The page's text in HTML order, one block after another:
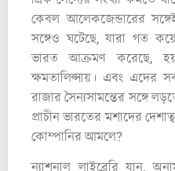
কেবল আলেকজেন্ডারের
সঙ্গেও ঘটেছে, যারা গত
ভারত আক্রমণ করেছে,
ক্ষমতালিপ্সায়। এবং এদের
রাজার সৈন্যসামন্তের সঙ্গে
প্রাচীন ভারতের মশাদের
কোম্পানির আমলে?
ন্যাশনাল লাইব্রেরি যান,